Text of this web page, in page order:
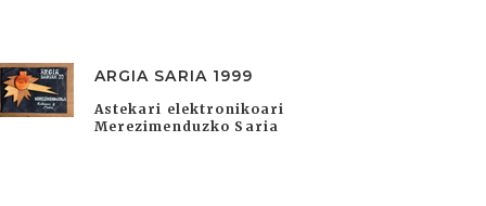
ARGIA SARIA 1999
Astekari elektronikoari
Merezimenduzko Saria